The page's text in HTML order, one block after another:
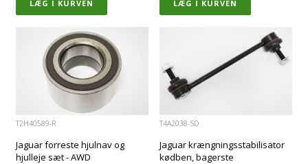
T2H40589-R
Jaguar forreste hjulnav og
hjulleje sæt - AWD
T4A2038-SD
Jaguar krængningsstabilisator
kødben, bagerste